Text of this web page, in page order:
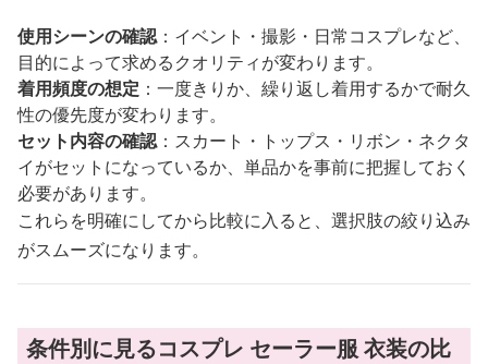
使用シーンの確認：イベント・撮影・日常コスプレなど、
目的によって求めるクオリティが変わります。
着用頻度の想定 ：一度きりか、繰り返し着用するかで耐久
性の優先度が変わります。
セット内容の確認：スカート・トップス・リボン・ネクタ
イがセットになっているか、単品かを事前に把握しておく
必要があります。
これらを明確にしてから比較に入ると、選択肢の絞り込み
がスムーズになります。
条件別に見るコスプレ セーラー服 衣装の比